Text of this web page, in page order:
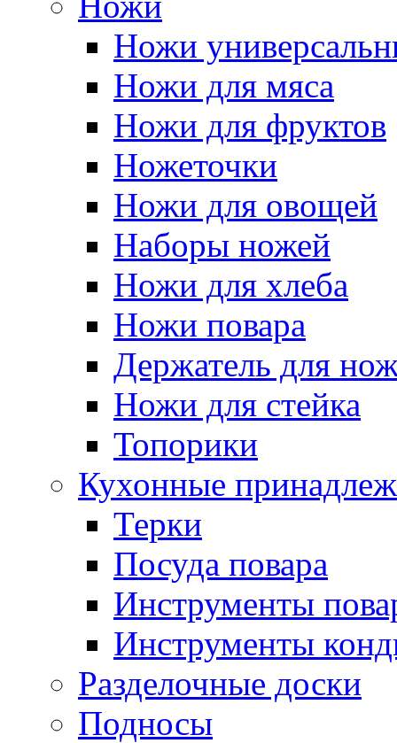
Ножи
Ножи для мяса
Ножи для фруктов
Ножеточки
Ножи для овощей
Наборы ножей
Ножи для хлеба
Ножи повара
Держатель для
Ножи для стейка
Топорики
Кухонные
Терки
Посуда повара
Инструменты
Инструменты
Разделочные доски
Подносы